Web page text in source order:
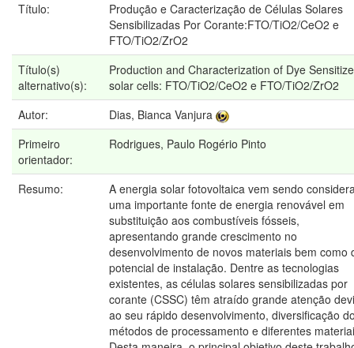
Título:
Produção e Caracterização de Células Solares
Sensibilizadas Por Corante:FTO/TiO2/CeO2 e
FTO/TiO2/ZrO2
Título(s)
alternativo(s):
Production and Characterization of Dye
solar cells: FTO/TiO2/CeO2 e FTO/TiO2/ZrO2
Autor:
Dias, Bianca Vanjura
Primeiro
orientador:
Rodrigues, Paulo Rogério Pinto
Resumo:
A energia solar fotovoltaica vem sendo
uma importante fonte de energia renovável em
substituição aos combustíveis fósseis,
apresentando grande crescimento no
desenvolvimento de novos materiais bem como
potencial de instalação. Dentre as tecnologias
existentes, as células solares sensibilizadas por
corante (CSSC) têm atraído grande atenção
ao seu rápido desenvolvimento, diversificação
métodos de processamento e diferentes